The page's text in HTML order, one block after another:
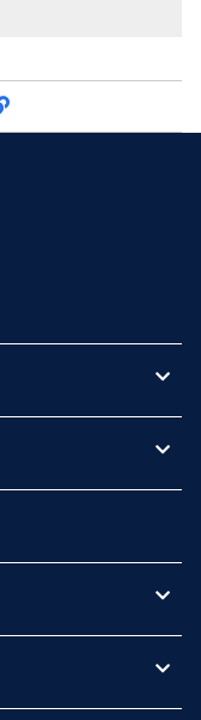
Facebook
por Twitter
porpor
link para Copiar